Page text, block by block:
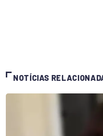
NOTÍCIAS